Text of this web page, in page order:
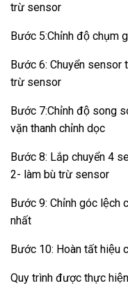
trừ sensor
Bước 5:Chỉnh độ chụm
Bước 6: Chuyển
trừ sensor
Bước 7:Chỉnh độ song
vặn thanh chỉnh dọc
Bước 8: Lắp chuyển 4
2- làm bù trừ sensor
Bước 9: Chỉnh góc lệch
nhất
Bước 10: Hoàn tất hiệu
Quy trình được thực